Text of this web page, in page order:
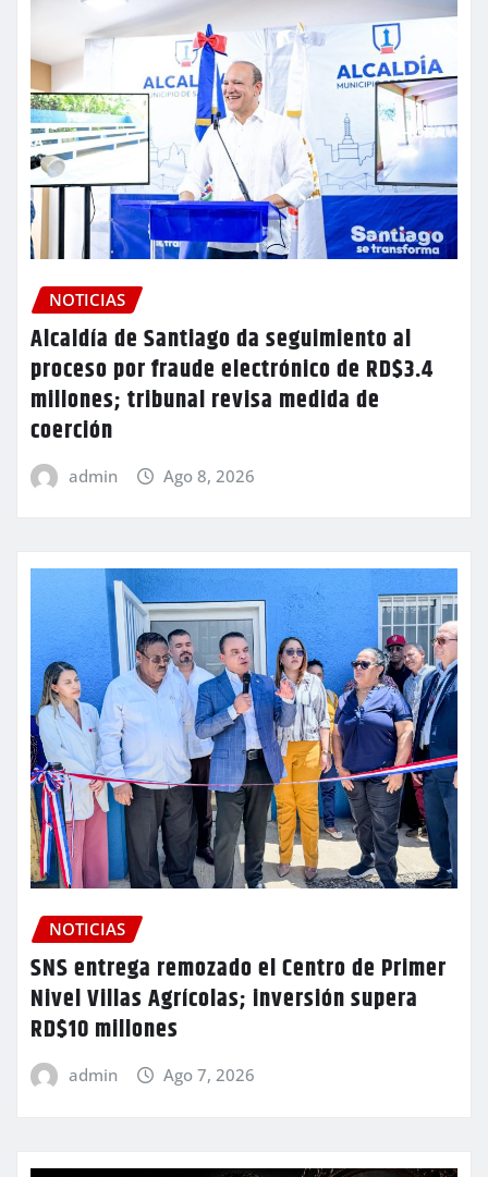
NOTICIAS
Alcaldía de Santiago da seguimiento al
proceso por fraude electrónico de RD$3.4
millones; tribunal revisa medida de
coerción
admin Ago 8, 2026
NOTICIAS
SNS entrega remozado el Centro de Primer
Nivel Villas Agrícolas; inversión supera
RD$10 millones
admin Ago 7, 2026